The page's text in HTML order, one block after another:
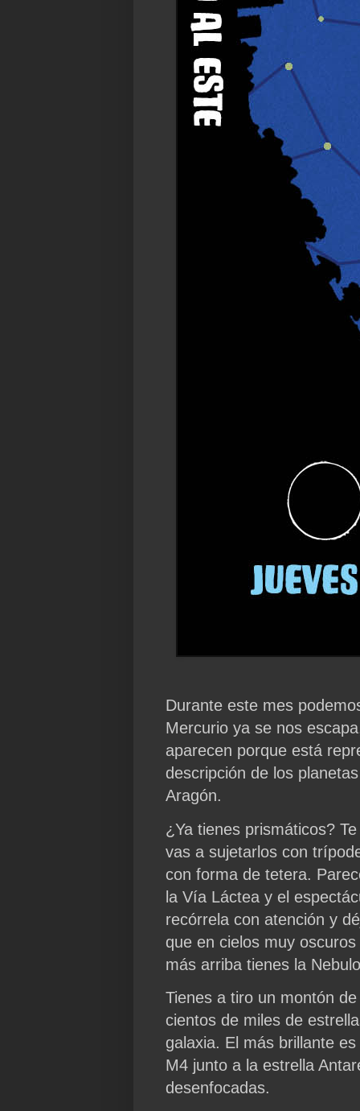
Durante este mes
Mercurio ya se nos
aparecen porque está
descripción de los
Aragón.
¿Ya tienes prismáticos?
vas a sujetarlos con
con forma de tetera.
la Vía Láctea y el
recórrela con atención y
que en cielos muy
más arriba tienes la
Tienes a tiro un montón
cientos de miles de
galaxia. El más brillante
M4 junto a la estrella
desenfocadas.